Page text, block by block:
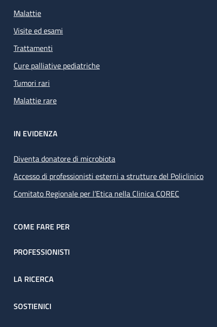
Malattie
Visite ed esami
Trattamenti
Cure palliative pediatriche
Tumori rari
Malattie rare
IN EVIDENZA
Diventa donatore di microbiota
Accesso di professionisti esterni a strutture del Policlinico
Comitato Regionale per l’Etica nella Clinica COREC
COME FARE PER
PROFESSIONISTI
LA RICERCA
SOSTIENICI